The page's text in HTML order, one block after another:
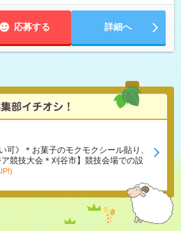
応募する 詳細へ
可》＊お菓子のモクモクシール貼り、
競技大会＊刈谷市】競技会場での設